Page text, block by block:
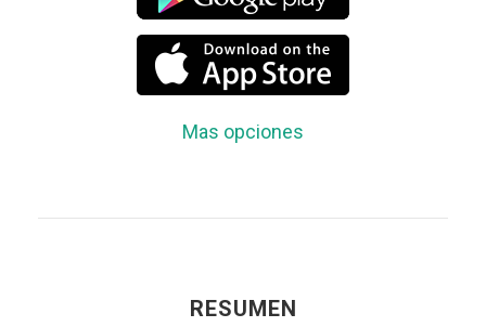
Mas opciones
RESUMEN